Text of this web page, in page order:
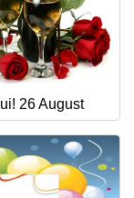
26 August